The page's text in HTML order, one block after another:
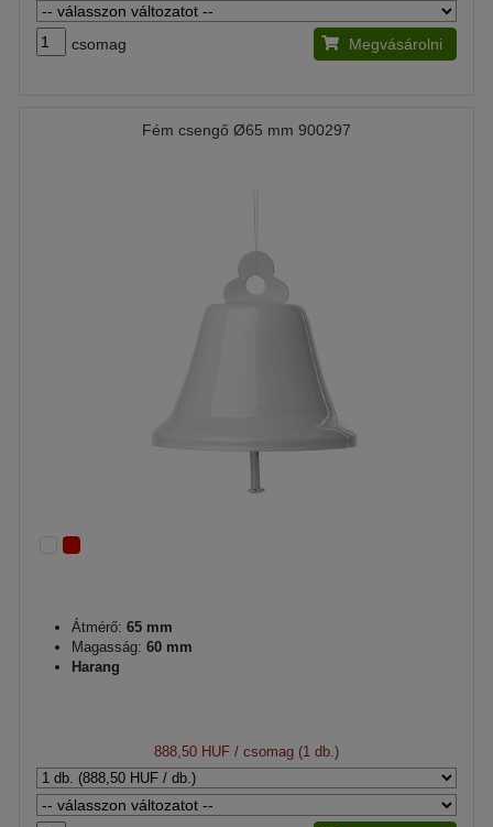
csomag Megvásárolni
Fém csengő Ø65 mm 900297
Átmérő: 65 mm
Magasság: 60 mm
Harang
888,50 HUF / csomag (1 db.)